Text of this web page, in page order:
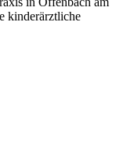
kinderärztliche